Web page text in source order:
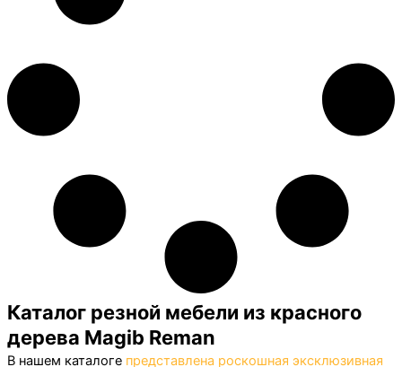
Каталог резной мебели из красного
дерева Magib Reman
В нашем каталоге представлена роскошная эксклюзивная